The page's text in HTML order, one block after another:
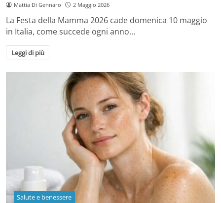
Mattia Di Gennaro 2 Maggio 2026
La Festa della Mamma 2026 cade domenica 10 maggio
in Italia, come succede ogni anno…
Leggi di più
Salute e benessere